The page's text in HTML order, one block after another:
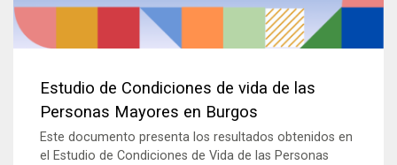
Estudio de Condiciones de vida de las
Personas Mayores en Burgos
Este documento presenta los resultados obtenidos en
el Estudio de Condiciones de Vida de las Personas